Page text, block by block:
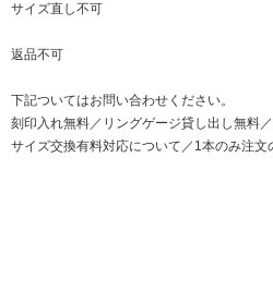
サイズ直し不可
返品不可
下記ついてはお問い合わせください。
刻印入れ無料／リングゲージ貸し出し無料
サイズ交換有料対応について／1本のみ注文